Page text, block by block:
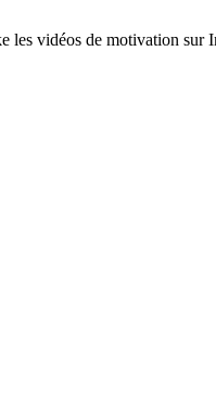
les vidéos de motivation sur